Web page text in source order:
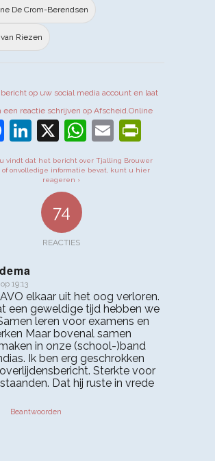
De Crom-Berendsen
van Riezen
op uw social media account en laat
een reactie schrijven op Afscheid.Online
Facebook
LinkedIn
X WhatsApp
Email
vindt dat het bericht over Tjalling Brouwer
of onvolledige informatie bevat, kunt u hier
reageren ›
74
REACTIES
19:13
elkaar uit het oog verloren.
een geweldige tijd hebben we
leren voor examens en
Maar bovenal samen
in onze (school-)band
Ik ben erg geschrokken
Sterkte voor
Dat hij ruste in vrede
Beantwoorden